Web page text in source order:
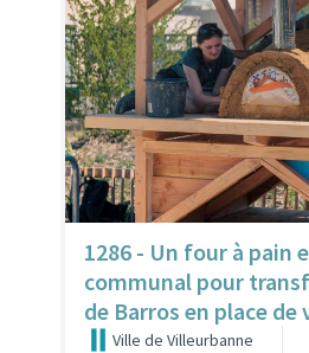
1286 - Un four à pain
communal pour
de Barros en place de
Ville de Villeurbanne